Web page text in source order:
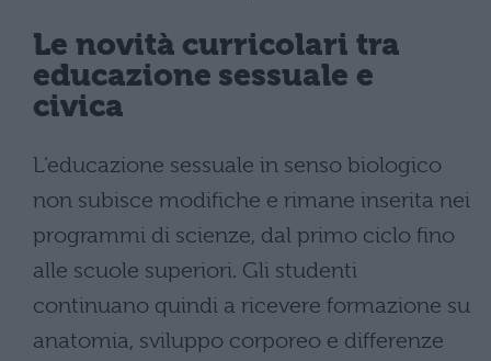
Le novità curricolari tra
educazione sessuale e
civica
L’educazione sessuale in senso biologico
non subisce modifiche e rimane inserita nei
programmi di scienze, dal primo ciclo fino
alle scuole superiori. Gli studenti
continuano quindi a ricevere formazione su
anatomia, sviluppo corporeo e differenze